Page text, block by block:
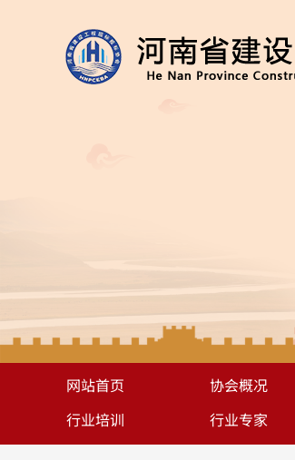
网站首页 协会概况
行业培训
行业专家